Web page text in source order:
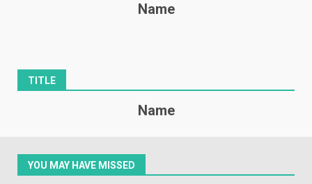
Name
TITLE
Name
YOU MAY HAVE MISSED